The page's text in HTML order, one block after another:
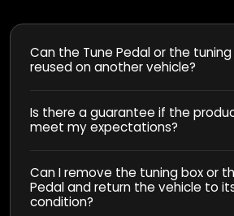
Can the Tune Pedal or the
reused on another vehicle?
Is there a guarantee if the
meet my expectations?
Can I remove the tuning box or
Pedal and return the vehicle to
condition?